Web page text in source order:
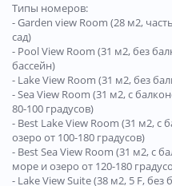
Типы номеров:
- Garden view Room (28 м2,
сад)
- Pool View Room (31 м2, без
бассейн)
- Lake View Room (31 м2, без
- Sea View Room (31 м2, с
80-100 градусов)
- Best Lake View Room (31 м2, с
озеро от 100-180 градусов)
- Best Sea View Room (31 м2, с
море и озеро от 120-180
- Lake View Suite (38 м2, 5 F, без